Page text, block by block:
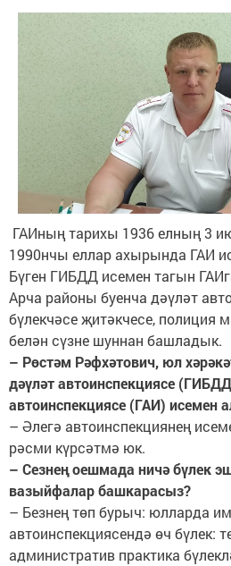
ГАИның тарихы 1936 елның 3
1990нчы еллар ахырында ГАИ
Бүген ГИБДД исемен тагын
Арча районы буенча дәүләт
бүлекчәсе җитәкчесе, полиция
белән сүзне шуннан башладык.
– Рөстәм Рәфхәтович, юл
дәүләт автоинспекциясе
автоинспекциясе (ГАИ) исемен
– Әлегә автоинспекциянең
рәсми күрсәтмә юк.
– Сезнең оешмада ничә бүлек
вазыйфалар башкарасыз?
– Безнең төп бурыч: юлларда
автоинспекциясендә өч бүлек:
административ практика